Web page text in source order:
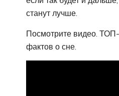
станут лучше.
Посмотрите видео.
фактов о сне.